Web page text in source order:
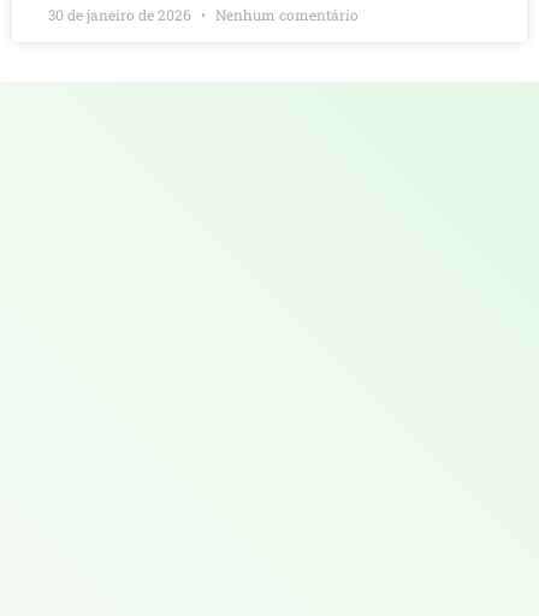
30 de janeiro de 2026 Nenhum comentário